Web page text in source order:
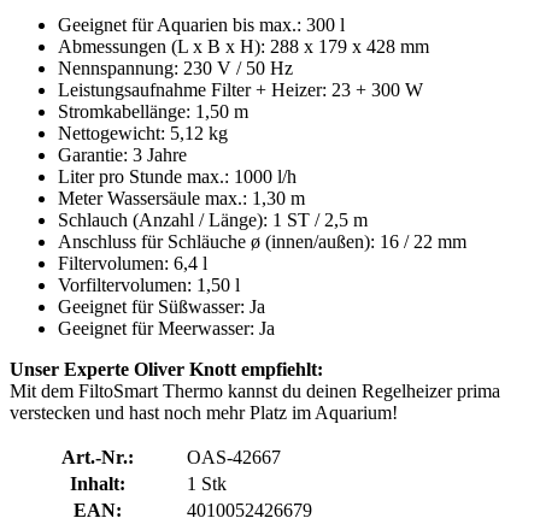
Geeignet für Aquarien bis max.: 300 l
Abmessungen (L x B x H): 288 x 179 x 428 mm
Nennspannung: 230 V / 50 Hz
Leistungsaufnahme Filter + Heizer: 23 + 300 W
Stromkabellänge: 1,50 m
Nettogewicht: 5,12 kg
Garantie: 3 Jahre
Liter pro Stunde max.: 1000 l/h
Meter Wassersäule max.: 1,30 m
Schlauch (Anzahl / Länge): 1 ST / 2,5 m
Anschluss für Schläuche ø (innen/außen): 16 / 22 mm
Filtervolumen: 6,4 l
Vorfiltervolumen: 1,50 l
Geeignet für Süßwasser: Ja
Geeignet für Meerwasser: Ja
Unser Experte Oliver Knott empfiehlt:
Mit dem FiltoSmart Thermo kannst du deinen Regelheizer prima
verstecken und hast noch mehr Platz im Aquarium!
Art.-Nr.:
OAS-42667
Inhalt:
1 Stk
EAN:
4010052426679